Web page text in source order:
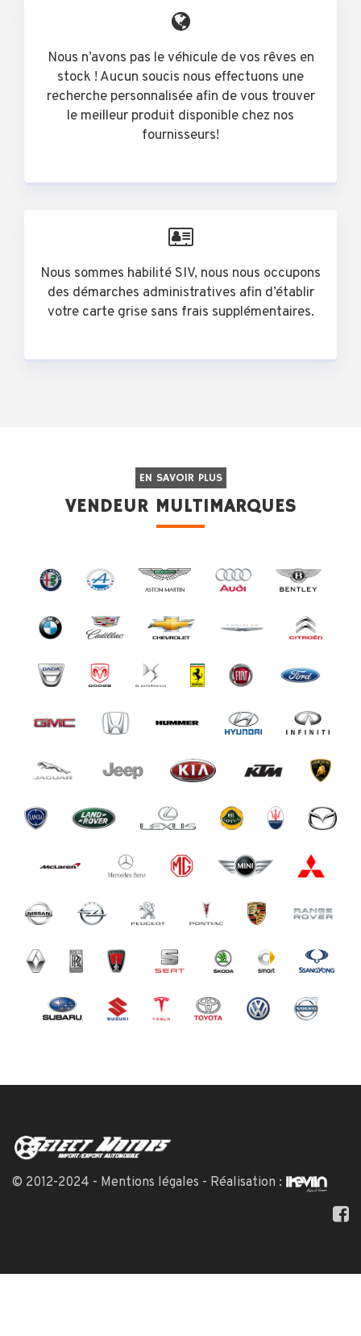
Nous n’avons pas le véhicule de vos rêves en
stock ! Aucun soucis nous effectuons une
recherche personnalisée afin de vous trouver
le meilleur produit disponible chez nos
fournisseurs!
Nous sommes habilité SIV, nous nous occupons
des démarches administratives afin d’établir
votre carte grise sans frais supplémentaires.
EN SAVOIR PLUS
VENDEUR MULTIMARQUES
© 2012-2024 - Mentions légales - Réalisation :